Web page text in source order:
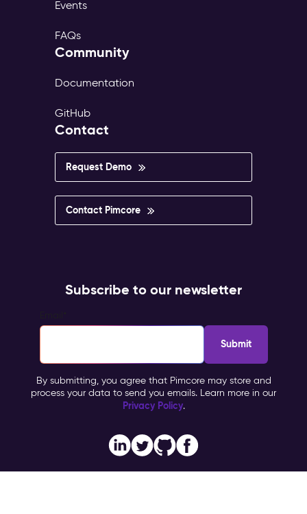
Events
FAQs
Community
Documentation
GitHub
Contact
Request Demo
Contact Pimcore
Subscribe to our newsletter
By submitting, you agree that Pimcore may store and
process your data to send you emails. Learn more in our
Privacy Policy.